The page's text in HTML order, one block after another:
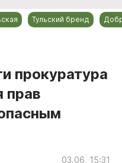
Тульский бренд
прокуратура
прав
03.06, 15:31